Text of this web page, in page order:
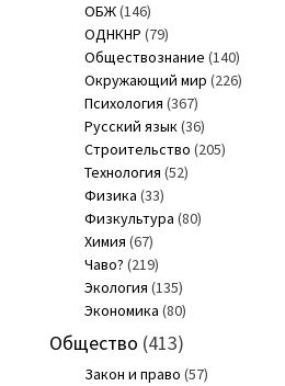
ОБЖ(146)
ОДНКНР (79)
Обществознание (140)
Окружающий мир (226)
Психология (367)
Русский язык(36)
Строительство (205)
Технология (52)
Физика (33)
Физкультура (80)
Химия (67)
Чаво? (219)
Экология (135)
Экономика (80)
Общество (413)
Закон и право (57)